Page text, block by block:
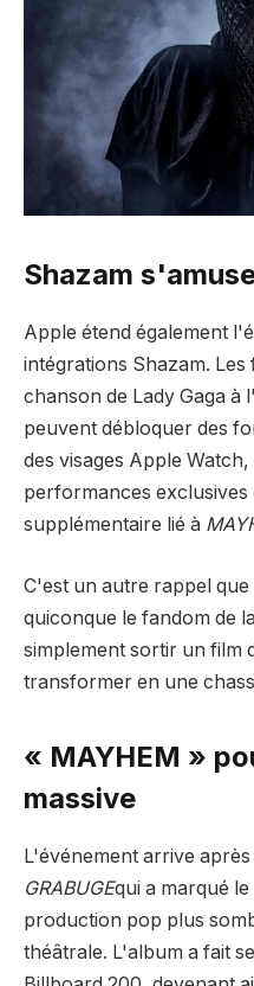
Shazam
Apple étend également
intégrations Shazam. Les
chanson de Lady Gaga à
peuvent débloquer des
des visages Apple Watch,
performances exclusives
supplémentaire lié à
C'est un autre rappel
quiconque le fandom de
simplement sortir un film
transformer en une
« MAYHEM »
massive
L'événement arrive
GRABUGEqui a marqué
production pop plus
théâtrale. L'album a fait